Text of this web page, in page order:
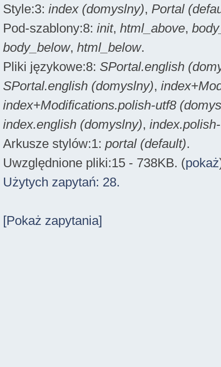
Style:3: index (domyslny), Portal
Pod-szablony:8: init, html_above,
body_below, html_below.
Pliki językowe:8: SPortal.english
SPortal.english (domyslny),
index+Modifications.polish-utf8
index.english (domyslny),
Arkusze stylów:1: portal (default).
Uwzględnione pliki:15 - 738KB. (pokaż
Użytych zapytań: 28.
[Pokaż zapytania]